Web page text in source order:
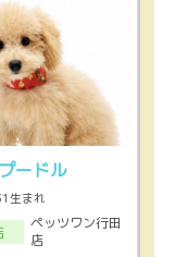
ードル
生まれ
ペッツワン行田
店